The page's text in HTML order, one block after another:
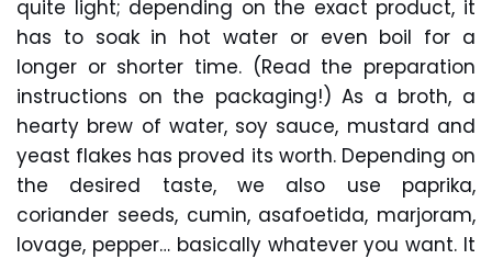
quite light; depending on the exact product, it
has to soak in hot water or even boil for a
longer or shorter time. (Read the preparation
instructions on the packaging!) As a broth, a
hearty brew of water, soy sauce, mustard and
yeast flakes has proved its worth. Depending on
the desired taste, we also use paprika,
coriander seeds, cumin, asafoetida, marjoram,
lovage, pepper… basically whatever you want. It